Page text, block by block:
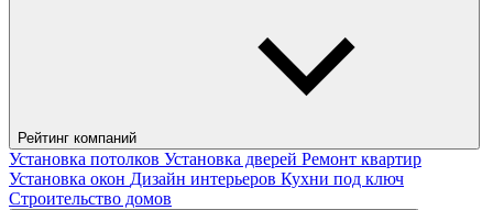
Рейтинг компаний
Установка потолков Установка дверей Ремонт квартир
Установка окон Дизайн интерьеров Кухни под ключ
Строительство домов